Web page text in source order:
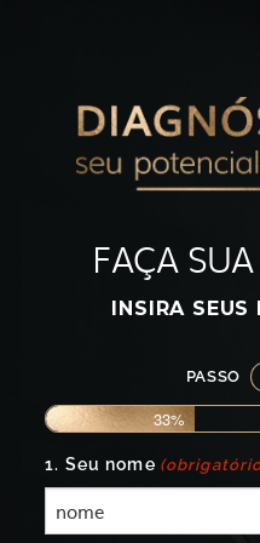
FAÇA
INSIRA
PASSO
33%
1. Seu nome